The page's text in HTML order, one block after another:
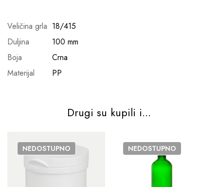
Veličina grla 18/415
Duljina
100 mm
Boja
Crna
Materijal
PP
Drugi su kupili i...
NEDOSTUPNO NEDOSTUPNO